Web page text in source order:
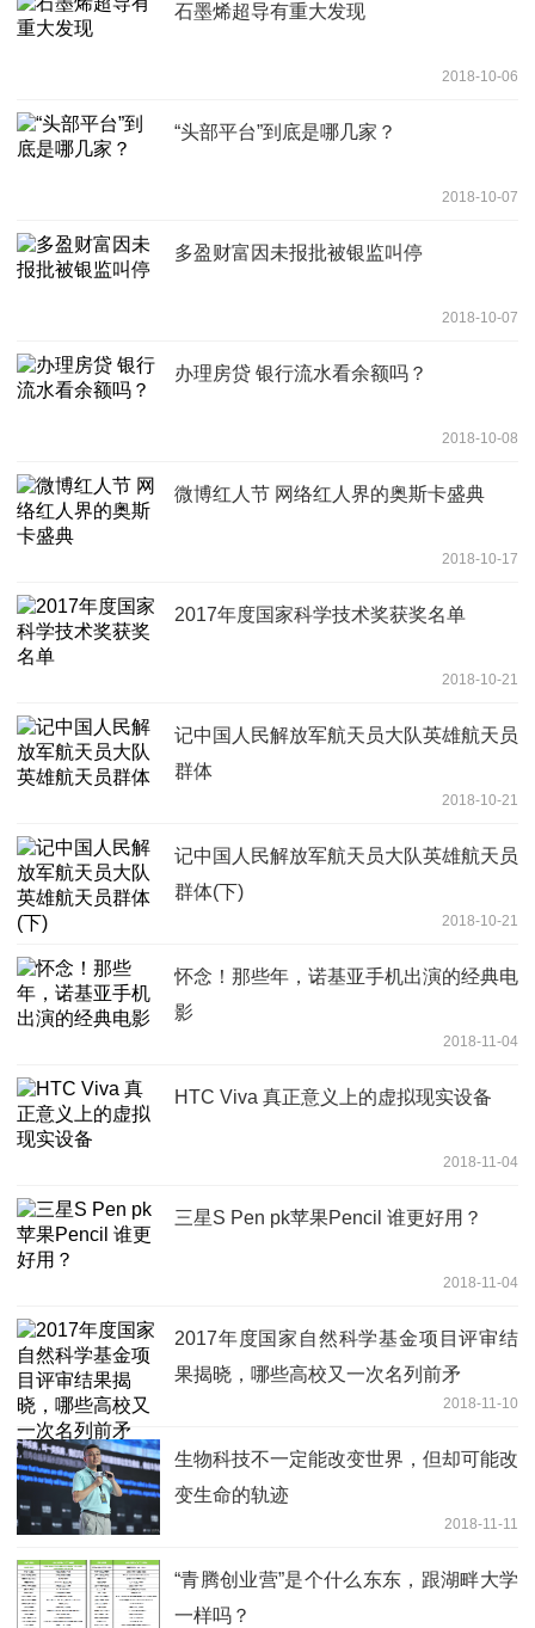
石墨烯超导有重大发现
2018-10-06
“头部平台”到底是哪几家？
2018-10-07
多盈财富因未报批被银监叫停
2018-10-07
办理房贷 银行流水看余额吗？
2018-10-08
微博红人节 网络红人界的奥斯卡盛典
2018-10-17
2017年度国家科学技术奖获奖名单
2018-10-21
记中国人民解放军航天员大队英雄航天员
群体
2018-10-21
记中国人民解放军航天员大队英雄航天员
群体(下)
2018-10-21
怀念！那些年，诺基亚手机出演的经典电
影
2018-11-04
HTC Viva 真正意义上的虚拟现实设备
2018-11-04
三星S Pen pk苹果Pencil 谁更好用？
2018-11-04
2017年度国家自然科学基金项目评审结
果揭晓，哪些高校又一次名列前矛
2018-11-10
生物科技不一定能改变世界，但却可能改
变生命的轨迹
2018-11-11
“青腾创业营”是个什么东东，跟湖畔大学
一样吗？